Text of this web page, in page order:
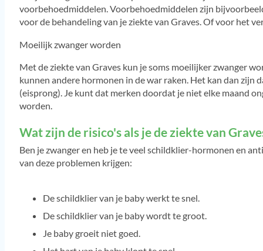
voorbehoedmiddelen. Voorbehoedmiddelen zijn
voor de behandeling van je ziekte van Graves. Of voor het
Moeilijk zwanger worden
Met de ziekte van Graves kun je soms moeilijker zwanger
kunnen andere hormonen in de war raken. Het kan dan zijn
(eisprong). Je kunt dat merken doordat je niet elke maand
worden.
Wat zijn de risico's als je de ziekte van
Ben je zwanger en heb je te veel schildklier-hormonen en
van deze problemen krijgen:
De schildklier van je baby werkt te snel.
De schildklier van je baby wordt te groot.
Je baby groeit niet goed.